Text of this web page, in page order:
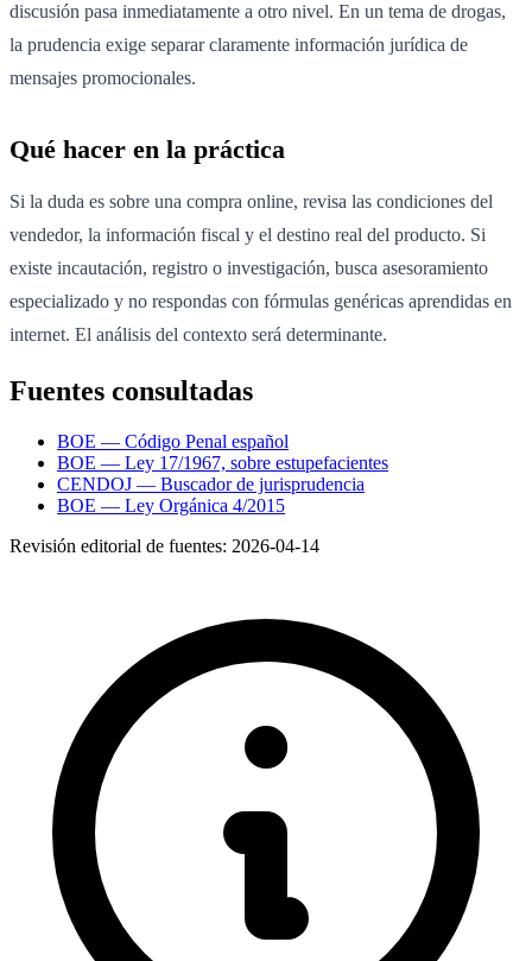
discusión pasa inmediatamente a otro nivel. En un tema de drogas,
la prudencia exige separar claramente información jurídica de
mensajes promocionales.
Qué hacer en la práctica
Si la duda es sobre una compra online, revisa las condiciones del
vendedor, la información fiscal y el destino real del producto. Si
existe incautación, registro o investigación, busca asesoramiento
especializado y no respondas con fórmulas genéricas aprendidas en
internet. El análisis del contexto será determinante.
Fuentes consultadas
BOE — Código Penal español
BOE — Ley 17/1967, sobre estupefacientes
CENDOJ — Buscador de jurisprudencia
BOE — Ley Orgánica 4/2015
Revisión editorial de fuentes: 2026-04-14